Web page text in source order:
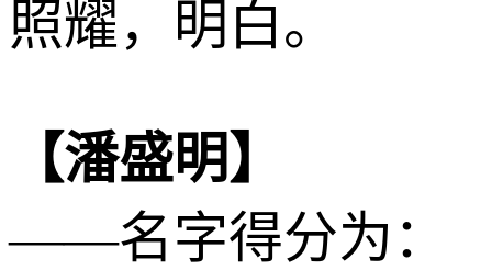
照耀，明白。
【潘盛明】
——名字得分为：